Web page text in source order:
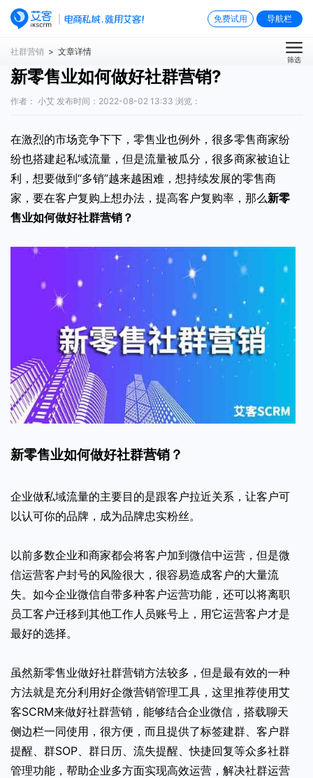
免费试用 导航栏
社群营销 > 文章详情
筛选
新零售业如何做好社群营销?
作者： 小艾 发布时间：2022-08-02 13:33 浏览：
在激烈的市场竞争下下，零售业也例外，很多零售商家纷
纷也搭建起私域流量，但是流量被瓜分，很多商家被迫让
利，想要做到“多销”越来越困难，想持续发展的零售商
家，要在客户复购上想办法，提高客户复购率，那么新零
售业如何做好社群营销 ？
新零售业如何做好社群营销？
企业做私域流量的主要目的是跟客户拉近关系，让客户可
以认可你的品牌，成为品牌忠实粉丝。
以前多数企业和商家都会将客户加到微信中运营，但是微
信运营客户封号的风险很大，很容易造成客户的大量流
失。如今企业微信自带多种客户运营功能，还可以将离职
员工客户迁移到其他工作人员账号上，用它运营客户才是
最好的选择。
虽然新零售业做好社群营销方法较多，但是最有效的一种
方法就是充分利用好企微营销管理工具，这里推荐使用艾
客SCRM来做好社群营销，能够结合企业微信，搭载聊天
侧边栏一同使用，很方便，而且提供了标签建群、客户群
提醒、群SOP、群日历、流失提醒、快捷回复等众多社群
管理功能，帮助企业多方面实现高效运营，解决社群运营